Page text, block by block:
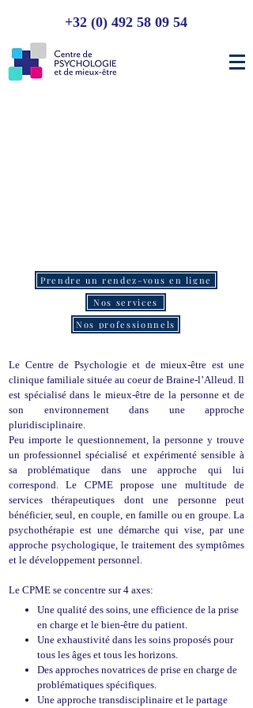
+32 (0) 492 58 09 54
Prendre un rendez-vous en ligne
Nos services
Nos professionnels
Le Centre de Psychologie et de mieux-être est une
clinique familiale située au coeur de Braine-l’Alleud. Il
est spécialisé dans le mieux-être de la personne et de
son environnement dans une approche
pluridisciplinaire.
Peu importe le questionnement, la personne y trouve
un professionnel spécialisé et expérimenté sensible à
sa problématique dans une approche qui lui
correspond. Le CPME propose une multitude de
services thérapeutiques dont une personne peut
bénéficier, seul, en couple, en famille ou en groupe. La
psychothérapie est une démarche qui vise, par une
approche psychologique, le traitement des symptômes
et le développement personnel.
Le CPME se concentre sur 4 axes:
Une qualité des soins, une efficience de la prise
en charge et le bien-être du patient.
Une exhaustivité dans les soins proposés pour
tous les âges et tous les horizons.
Des approches novatrices de prise en charge de
problématiques spécifiques.
Une approche transdisciplinaire et le partage